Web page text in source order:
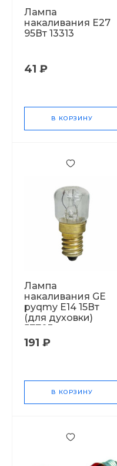
Лампа
накаливания Е27
95Вт 13313
41 ₽
В КОРЗИНУ
Лампа
накаливания GE
pyqmy Е14 15Вт
(для духовки)
57703
191 ₽
В КОРЗИНУ